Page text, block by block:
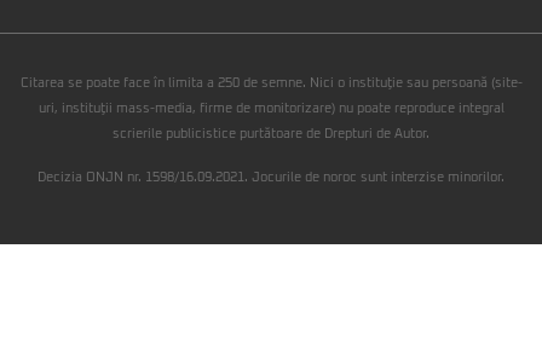
Citarea se poate face în limita a 250 de semne. Nici o instituţie sau persoană (site-
uri, instituţii mass-media, firme de monitorizare) nu poate reproduce integral
scrierile publicistice purtătoare de Drepturi de Autor.
Decizia ONJN nr. 1598/16.09.2021. Jocurile de noroc sunt interzise minorilor.